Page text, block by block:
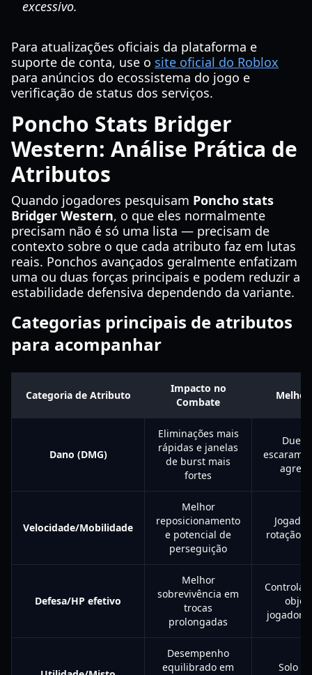
excessivo.
Para atualizações oficiais da plataforma e
suporte de conta, use o site oficial do Roblox
para anúncios do ecossistema do jogo e
verificação de status dos serviços.
Poncho Stats Bridger
Western: Análise Prática de
Atributos
Quando jogadores pesquisam Poncho stats
Bridger Western, o que eles normalmente
precisam não é só uma lista — precisam de
contexto sobre o que cada atributo faz em lutas
reais. Ponchos avançados geralmente enfatizam
uma ou duas forças principais e podem reduzir a
estabilidade defensiva dependendo da variante.
Categorias principais de atributos
para acompanhar
Categoria de Atributo
Impacto no
Combate
Melhor
Dano (DMG)
Eliminações mais
rápidas e janelas
de burst mais
fortes
Velocidade/Mobilidade
Melhor
reposicionamento
e potencial de
perseguição
rotação,
Defesa/HP efetivo
Melhor
sobrevivência em
trocas
prolongadas
Desempenho
equilibrado em
Solo